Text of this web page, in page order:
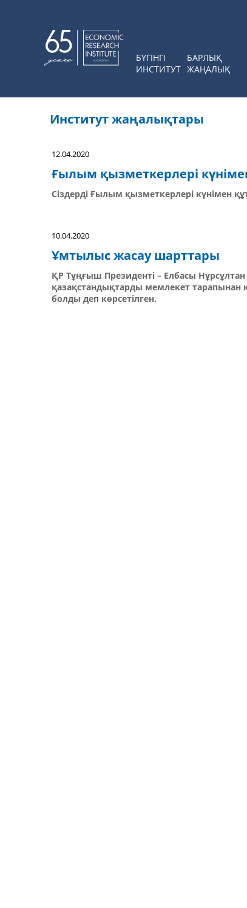
БҮГІНГІ
ИНСТИТУТ
БАРЛЫҚ
ЖАҢАЛЫҚ
Институт жаңалықтары
12.04.2020
Ғылым қызметкерлері
Сіздерді Ғылым қызметкерлері күнімен
10.04.2020
Ұмтылыс жасау шарттары
ҚР Тұңғыш Президенті – Елбасы
қазақстандықтарды мемлекет тарапынан
болды деп көрсетілген.